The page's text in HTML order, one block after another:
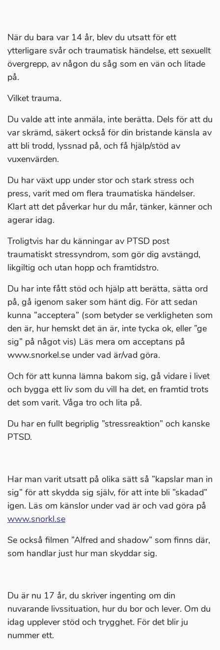
När du bara var 14 år, blev du utsatt för ett
ytterligare svår och traumatisk händelse, ett sexuellt
övergrepp, av någon du såg som en vän och litade
på.
Vilket trauma.
Du valde att inte anmäla, inte berätta. Dels för att du
var skrämd, säkert också för din bristande känsla av
att bli trodd, lyssnad på, och få hjälp/stöd av
vuxenvärden.
Du har växt upp under stor och stark stress och
press, varit med om flera traumatiska händelser.
Klart att det påverkar hur du mår, tänker, känner och
agerar idag.
Troligtvis har du känningar av PTSD post
traumatiskt stressyndrom, som gör dig avstängd,
likgiltig och utan hopp och framtidstro.
Du har inte fått stöd och hjälp att berätta, sätta ord
på, gå igenom saker som hänt dig. För att sedan
kunna ”acceptera” (som betyder se verkligheten som
den är, hur hemskt det än är, inte tycka ok, eller ”ge
sig” på något vis) Läs mera om acceptans på
www.snorkel.se under vad är/vad göra.
Och för att kunna lämna bakom sig, gå vidare i livet
och bygga ett liv som du vill ha det, en framtid trots
det som varit. Våga tro och lita på.
Du har en fullt begriplig ”stressreaktion” och kanske
PTSD.
Har man varit utsatt på olika sätt så ”kapslar man in
sig” för att skydda sig själv, för att inte bli ”skadad”
igen. Läs om känslor under vad är och vad göra på
www.snorkl.se
Se också filmen ”Alfred and shadow” som finns där,
som handlar just hur man skyddar sig.
Du är nu 17 år, du skriver ingenting om din
nuvarande livssituation, hur du bor och lever. Om du
idag upplever stöd och trygghet. För det blir ju
nummer ett.